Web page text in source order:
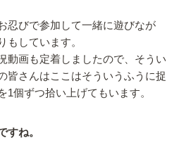
忍びで参加して一緒に遊びなが
もしています。
動画も定着しましたので、そうい
皆さんはここはそういうふうに捉
1個ずつ拾い上げてもいます。
すね。